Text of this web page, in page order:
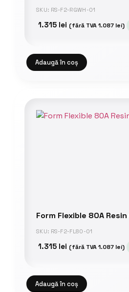
SKU: RS-F2-RGWH-01
1.315 lei (fără TVA1.087 lei)
Adaugă în coș
Form Flexible 80A
SKU: RS-F2-FL80-01
1.315 lei (fără TVA1.087 lei)
Adaugă în coș